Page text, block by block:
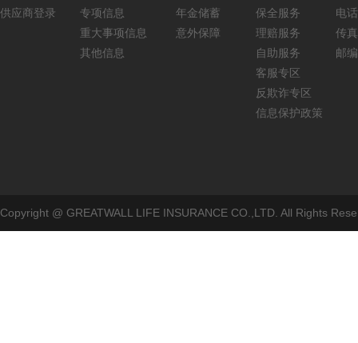
供应商登录
专项信息
重大事项信息
其他信息
年金储蓄
意外保障
保全服务
理赔服务
自助服务
客服专区
反欺诈专区
信息保护政策
电
传
邮
Copyright @ GREATWALL LIFE INSURANCE CO.,LTD. All Rights